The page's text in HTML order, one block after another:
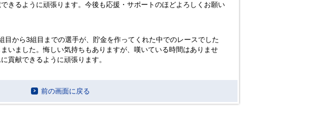
きるように頑張ります。今後も応援・サポートのほどよろしくお願い
目から3組目までの選手が、貯金を作ってくれた中でのレースでした
いました。悔しい気持ちもありますが、嘆いている時間はありませ
貢献できるように頑張ります。
前の画面に戻る